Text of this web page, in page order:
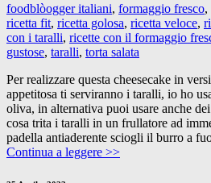
foodblòogger italiani, formaggio fresco,
ricetta fit, ricetta golosa, ricetta veloce,
con i taralli, ricette con il formaggio
gustose, taralli, torta salata
Per realizzare questa cheesecake in
appetitosa ti serviranno i taralli, io ho
oliva, in alternativa puoi usare anche
cosa trita i taralli in un frullatore ad
padella antiaderente sciogli il burro a
Continua a leggere >>